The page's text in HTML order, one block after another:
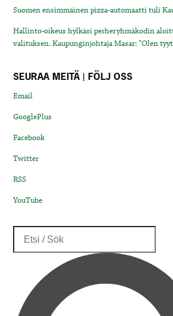
Suomen ensimmäinen pizza-automaatti tuli
Hallinto-oikeus hylkäsi perheryhmäkodin
valituksen. Kaupunginjohtaja Masar: “Olen
SEURAA MEITÄ | FÖLJ OSS
Email
GooglePlus
Facebook
Twitter
RSS
YouTube